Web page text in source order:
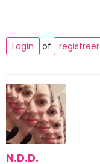
Login of registreer
N.D.D.